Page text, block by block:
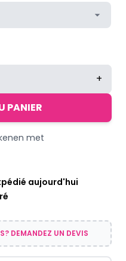
+
PANIER
met
aujourd'hui
DEMANDEZ UN DEVIS